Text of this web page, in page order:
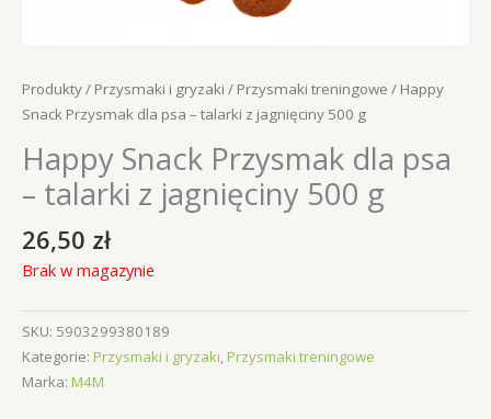
Produkty/ Przysmaki i gryzaki / Przysmaki treningowe / Happy
Snack Przysmak dla psa – talarki z jagnięciny 500 g
Happy Snack Przysmak dla psa
– talarki z jagnięciny 500 g
26,50 zł
Brak w magazynie
SKU: 5903299380189
Kategorie: Przysmaki i gryzaki,Przysmaki treningowe
Marka: M4M